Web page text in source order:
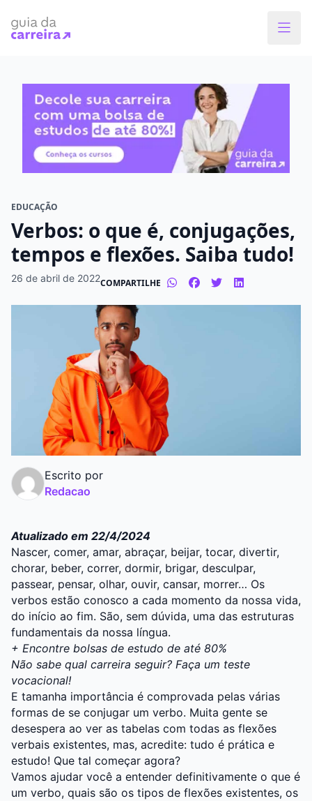
EDUCAÇÃO
Verbos: o que é, conjugações,
tempos e flexões. Saiba tudo!
26 de abril de 2022COMPARTILHE
Escrito por
Redacao
Atualizado em 22/4/2024
Nascer, comer, amar, abraçar, beijar, tocar, divertir,
chorar, beber, correr, dormir, brigar, desculpar,
passear, pensar, olhar, ouvir, cansar, morrer… Os
verbos estão conosco a cada momento da nossa vida,
do início ao fim. São, sem dúvida, uma das estruturas
fundamentais da nossa língua.
+ Encontre bolsas de estudo de até 80%
Não sabe qual carreira seguir? Faça um teste
vocacional!
E tamanha importância é comprovada pelas várias
formas de se conjugar um verbo. Muita gente se
desespera ao ver as tabelas com todas as flexões
verbais existentes, mas, acredite: tudo é prática e
estudo! Que tal começar agora?
Vamos ajudar você a entender definitivamente o que é
um verbo, quais são os tipos de flexões existentes, os